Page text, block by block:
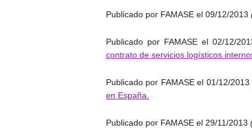
Publicado por FAMASE el 09/12/2013
Publicado por FAMASE el 02/12/
contrato de servicios logísticos
Publicado por FAMASE el 01/12/2013
en España.
Publicado por FAMASE el 29/11/2013